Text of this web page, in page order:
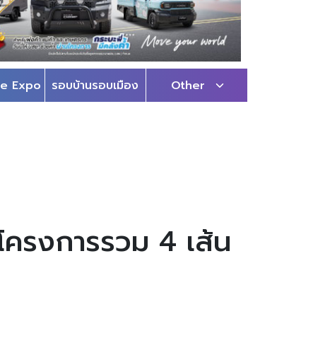
Expo รอบบ้านรอบเมือง Other
รงการรวม 4 เส้น